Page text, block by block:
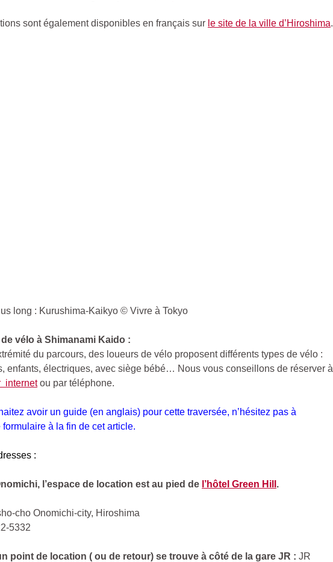
sont également disponibles en français sur le site de la ville d’Hiroshima.
long : Kurushima-Kaikyo © Vivre à Tokyo
vélo à Shimanami Kaido :
du parcours, des loueurs de vélo proposent différents types de vélo :
enfants, électriques, avec siège bébé… Nous vous conseillons de réserver à
internetou par téléphone.
avoir un guide (en anglais) pour cette traversée, n’hésitez pas à
à la fin de cet article.
:
l’espace de location est au pied de l’hôtel Green Hill .
cho Onomichi-city, Hiroshima
5332
point de location ( ou de retour) se trouve à côté de la gare JR : JR